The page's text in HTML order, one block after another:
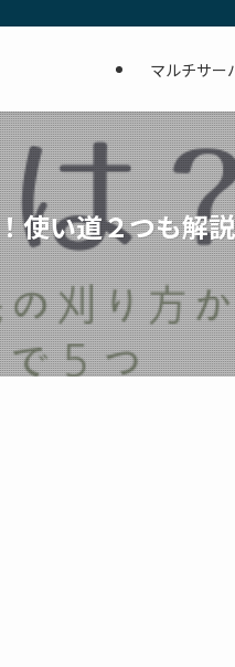
マルチサー
使い道２つも解説